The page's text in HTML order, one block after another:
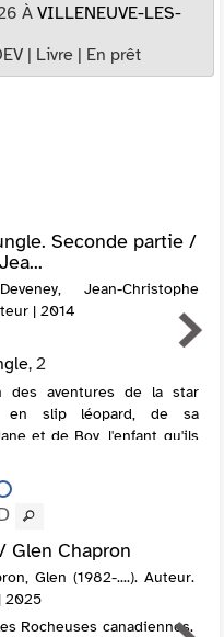
À VILLENEUVE-LES-
| Livre | En prêt
Seconde partie /
Jean-Christophe
| 2014
, 2
des aventures de la star
en slip léopard, de sa
et de Boy, l'enfant qu'ils
2014
Glen Chapron
Glen (1982-....). Auteur.
2025
Rocheuses canadiennes.